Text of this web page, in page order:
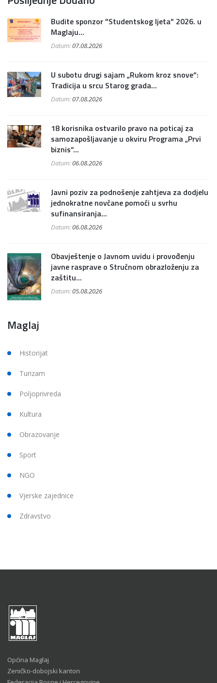
Budite sponzor "Studentskog ljeta" 2026. u
Maglaju...
Datum:07.08.2026
U subotu drugi sajam „Rukom kroz snove“:
Tradicija u srcu Starog grada...
Datum:07.08.2026
18 korisnika ostvarilo pravo na poticaj za
samozapošljavanje u okviru Programa „Prvi
biznis“...
Datum:06.08.2026
Javni poziv za podnošenje zahtjeva za dodjelu
jednokratne novčane pomoći u svrhu
sufinansiranja...
Datum:06.08.2026
Obavještenje o Javnom uvidu i provođenju
javne rasprave o Stručnom obrazloženju za
zaštitu...
Datum:05.08.2026
Maglaj
Historijat
Turizam
Poljoprivreda
Kultura
Obrazovanje
Sport
NGO
Vjerske zajednice
Zdravstvo
Općina Maglaj
Zeničko-dobojski kanton